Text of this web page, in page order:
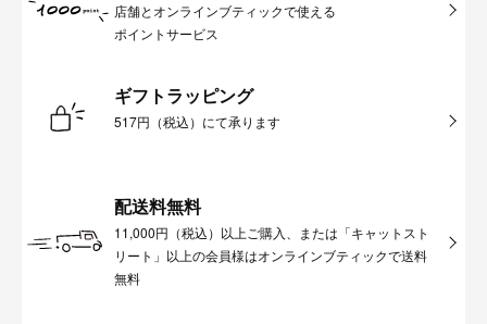
店舗とオンラインブティックで使える
ポイントサービス
ギフトラッピング
517円（税込）にて承ります
配送料無料
11,000円（税込）以上ご購入、または「キャットスト
リート」以上の会員様はオンラインブティックで送料
無料